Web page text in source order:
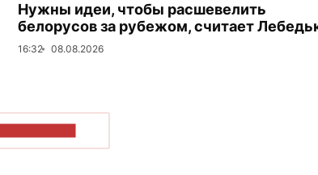
Нужны идеи, чтобы расшевелить
белорусов за рубежом, считает
16:32 08.08.2026